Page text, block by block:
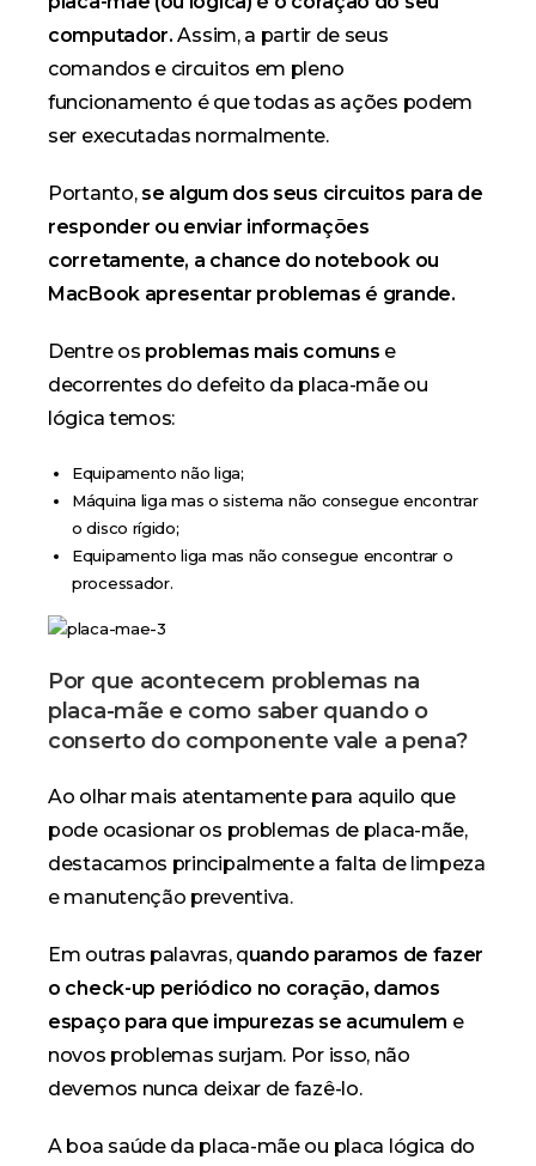
computador. Assim, a partir de seus
comandos e circuitos em pleno
funcionamento é que todas as ações podem
ser executadas normalmente.
Portanto, se algum dos seus circuitos para de
responder ou enviar informações
corretamente, a chance do notebook ou
MacBook apresentar problemas é grande.
Dentre os problemas mais comuns e
decorrentes do defeito da placa-mãe ou
lógica temos:
Equipamento não liga;
Máquina liga mas o sistema não consegue encontrar
o disco rígido;
Equipamento liga mas não consegue encontrar o
processador.
Por que acontecem problemas na
placa-mãe e como saber quando o
conserto do componente vale a pena?
Ao olhar mais atentamente para aquilo que
pode ocasionar os problemas de placa-mãe,
destacamos principalmente a falta de limpeza
e manutenção preventiva.
Em outras palavras, quando paramos de fazer
o check-up periódico no coração, damos
espaço para que impurezas se acumulem e
novos problemas surjam. Por isso, não
devemos nunca deixar de fazê-lo.
A boa saúde da placa-mãe ou placa lógica do